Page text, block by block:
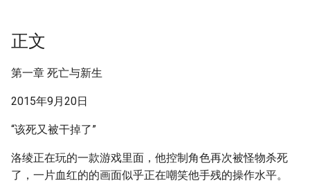
正文
第一章 死亡与新生
2015年9月20日
“该死又被干掉了”
洛绫正在玩的一款游戏里面，他控制角色再次被怪物杀死
了，一片血红的的画面似乎正在嘲笑他手残的操作水平。